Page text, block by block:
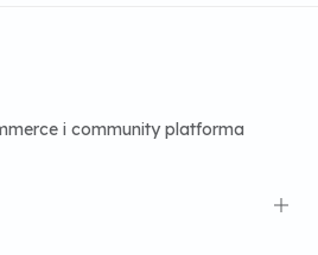
i community platforma